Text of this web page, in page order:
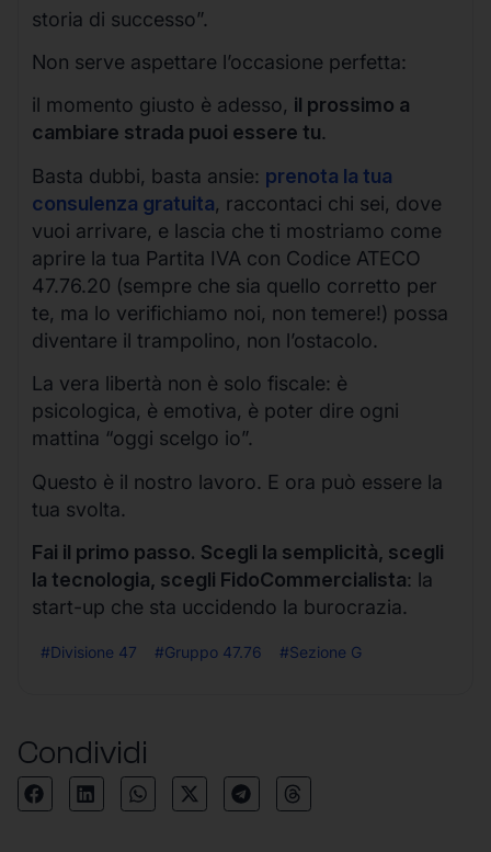
storia di successo”.
Non serve aspettare l’occasione perfetta:
il momento giusto è adesso, il prossimo a
cambiare strada puoi essere tu.
Basta dubbi, basta ansie: prenota la tua
consulenza gratuita, raccontaci chi sei, dove
vuoi arrivare, e lascia che ti mostriamo come
aprire la tua Partita IVA con Codice ATECO
47.76.20 (sempre che sia quello corretto per
te, ma lo verifichiamo noi, non temere!) possa
diventare il trampolino, non l’ostacolo.
La vera libertà non è solo fiscale: è
psicologica, è emotiva, è poter dire ogni
mattina “oggi scelgo io”.
Questo è il nostro lavoro. E ora può essere la
tua svolta.
Fai il primo passo. Scegli la semplicità, scegli
la tecnologia, scegli FidoCommercialista: la
start-up che sta uccidendo la burocrazia.
#Divisione 47 #Gruppo 47.76 #Sezione G
Condividi